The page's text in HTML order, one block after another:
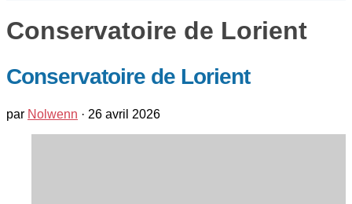
Conservatoire de Lorient
Conservatoire de Lorient
par Nolwenn · 26 avril 2026